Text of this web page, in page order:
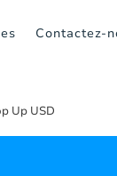
Contactez-
Up USD